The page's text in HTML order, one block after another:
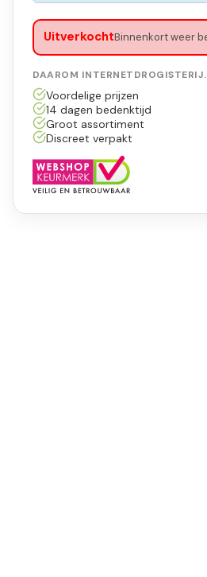
UitverkochtBinnenkort weer
DAAROM
Voordelige prijzen
14 dagen bedenktijd
Groot assortiment
Discreet verpakt